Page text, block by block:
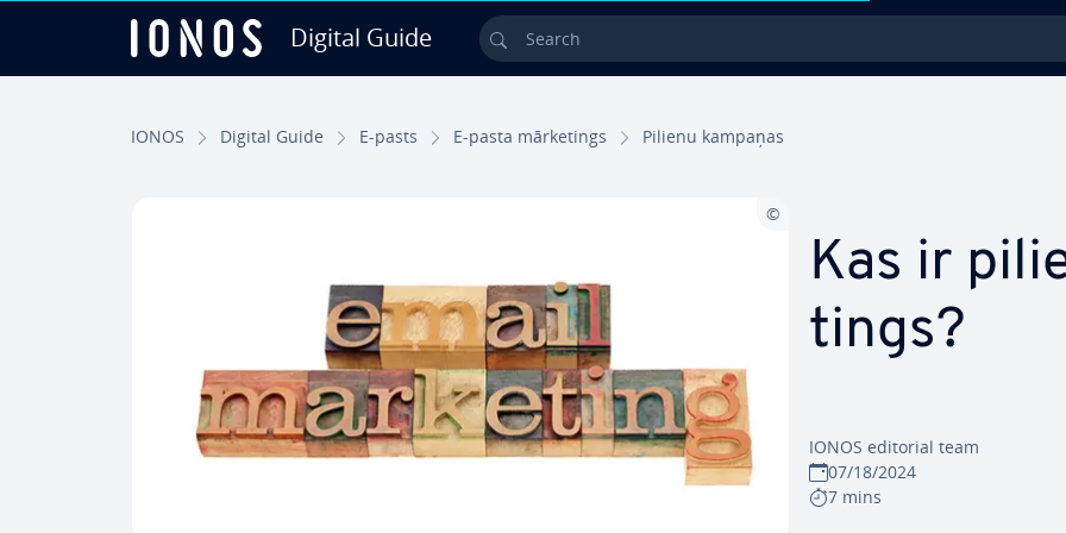
Digital Guide Search
IONOS Digital Guide E-pasts E-pasta mārke­tings Pilienu kampaņas
Kas ir
tings?
IONOS editorial team
07/18/2024
7 mins